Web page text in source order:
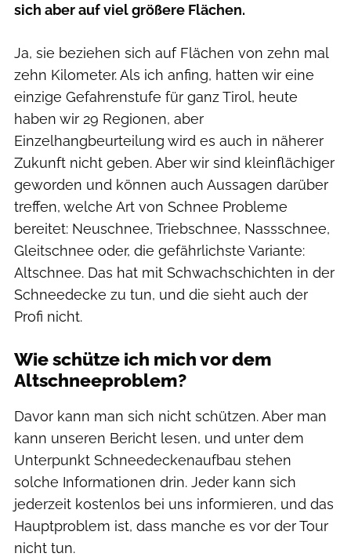
sich aber auf viel größere Flächen.
Ja, sie beziehen sich auf Flächen von zehn mal
zehn Kilometer. Als ich anfing, hatten wir eine
einzige Gefahrenstufe für ganz Tirol, heute
haben wir 29 Regionen, aber
Einzelhangbeurteilung wird es auch in näherer
Zukunft nicht geben. Aber wir sind kleinflächiger
geworden und können auch Aussagen darüber
treffen, welche Art von Schnee Probleme
bereitet: Neuschnee, Triebschnee, Nassschnee,
Gleitschnee oder, die gefährlichste Variante:
Altschnee. Das hat mit Schwachschichten in der
Schneedecke zu tun, und die sieht auch der
Profi nicht.
Wie schütze ich mich vor dem
Altschneeproblem?
Davor kann man sich nicht schützen. Aber man
kann unseren Bericht lesen, und unter dem
Unterpunkt Schneedeckenaufbau stehen
solche Informationen drin. Jeder kann sich
jederzeit kostenlos bei uns informieren, und das
Hauptproblem ist, dass manche es vor der Tour
nicht tun.